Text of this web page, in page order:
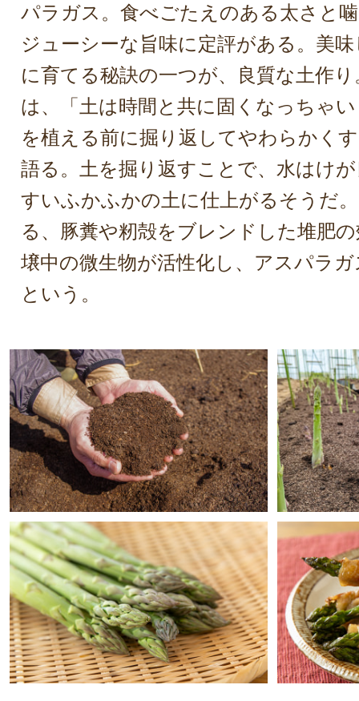
パラガス。食べごたえのある太さと
ジューシーな旨味に定評がある。美
に育てる秘訣の一つが、良質な土作
は、「土は時間と共に固くなっちゃ
を植える前に掘り返してやわらかく
語る。土を掘り返すことで、水はけ
すいふかふかの土に仕上がるそうだ
る、豚糞や籾殻をブレンドした堆肥
壌中の微生物が活性化し、アスパラ
という。